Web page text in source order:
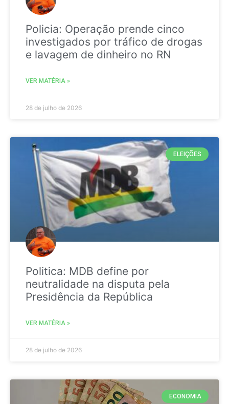
Policia: Operação prende cinco
investigados por tráfico de drogas
e lavagem de dinheiro no RN
VER MATÉRIA »
28 de julho de 2026
ELEIÇÕES
Politica: MDB define por
neutralidade na disputa pela
Presidência da República
VER MATÉRIA »
28 de julho de 2026
ECONOMIA